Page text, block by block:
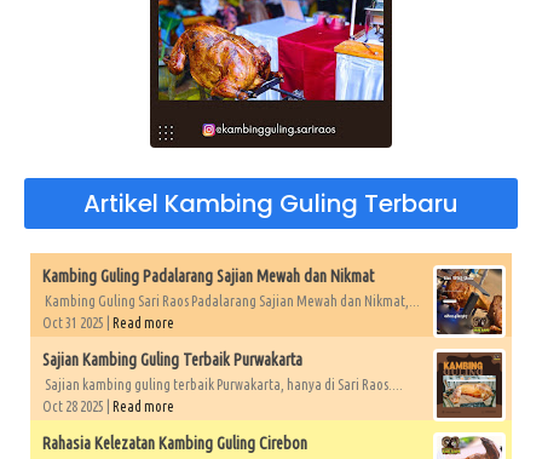
Artikel Kambing Guling Terbaru
Kambing Guling Padalarang Sajian Mewah dan Nikmat
Kambing Guling Sari Raos Padalarang Sajian Mewah dan Nikmat,...
Oct 31 2025 | Read more
Sajian Kambing Guling Terbaik Purwakarta
Sajian kambing guling terbaik Purwakarta, hanya di Sari Raos....
Oct 28 2025 | Read more
Rahasia Kelezatan Kambing Guling Cirebon